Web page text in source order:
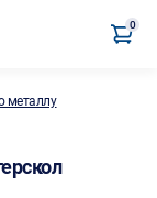
0
металлу